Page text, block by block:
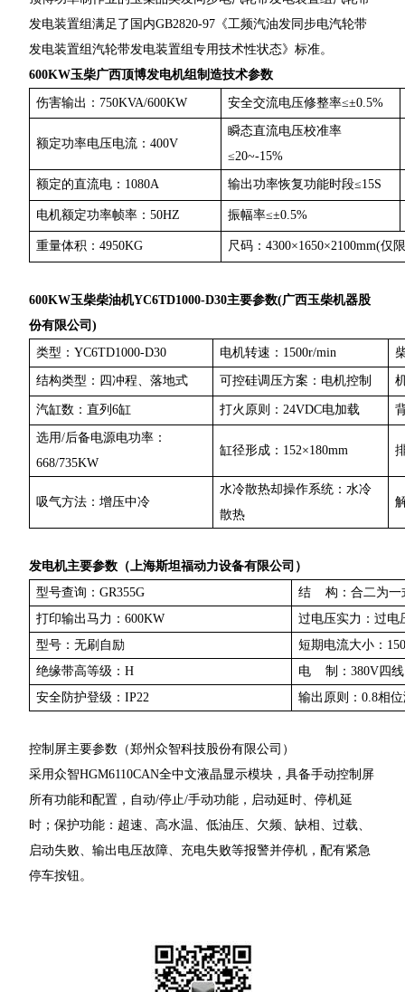
发电装置组满足了国内GB2820-97《工频汽油发同步电汽轮带
发电装置组汽轮带发电装置组专用技术性状态》标准。
600KW玉柴广西顶博发电机组制造技术参数
伤害输出：750KVA/600KW 安全交流电压修整率≤±0.5%
额定功率电压电流：400V
瞬态直流电压校准率
≤20~-15%
额定的直流电：1080A 输出功率恢复功能时段≤15S
电机额定功率帧率：50HZ 振幅率≤±0.5%
重量体积：4950KG 尺码：4300×1650×2100mm(仅
600KW玉柴柴油机YC6TD1000-D30主要参数(广西玉柴机器股
份有限公司)
类型：YC6TD1000-D30
电机转速：1500r/min
结构类型：四冲程、落地式 可控硅调压方案：电机控制
汽缸数：直列6缸 打火原则：24VDC电加载
选用/后备电源电功率：
668/735KW
缸径形成：152×180mm
吸气方法：增压中冷
水冷散热却操作系统：水冷
散热
发电机主要参数（上海斯坦福动力设备有限公司）
型号查询：GR355G
结 构：合二为一
打印输出马力：600KW
过电压实力：过电
型号：无刷自励
短期电流大小：
绝缘带高等级：H
电 制：380V四线
安全防护登级：IP22
输出原则：0.8相
控制屏主要参数（郑州众智科技股份有限公司）
采用众智HGM6110CAN全中文液晶显示模块，具备手动控制屏
所有功能和配置，自动/停止/手动功能，启动延时、停机延
时；保护功能：超速、高水温、低油压、欠频、缺相、过载、
启动失败、输出电压故障、充电失败等报警并停机，配有紧急
停车按钮。